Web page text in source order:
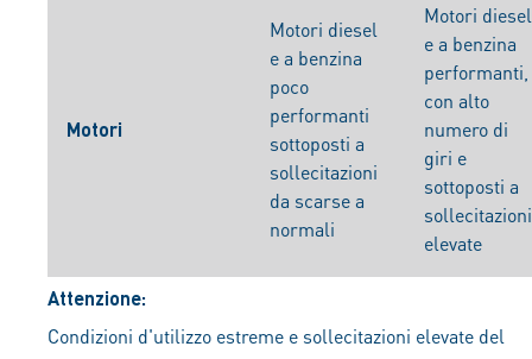
Motori
Motori diesel
e a benzina
poco
performanti
sottoposti a
sollecitazioni
da scarse a
normali
Motori diesel
e a benzina
performanti,
con alto
numero di
giri e
sottoposti a
sollecitazioni
elevate
Attenzione:
Condizioni d'utilizzo estreme e sollecitazioni elevate del